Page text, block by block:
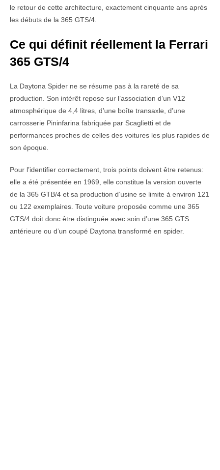
le retour de cette architecture, exactement cinquante ans après
les débuts de la 365 GTS/4.
Ce qui définit réellement la Ferrari
365 GTS/4
La Daytona Spider ne se résume pas à la rareté de sa
production. Son intérêt repose sur l’association d’un V12
atmosphérique de 4,4 litres, d’une boîte transaxle, d’une
carrosserie Pininfarina fabriquée par Scaglietti et de
performances proches de celles des voitures les plus rapides de
son époque.
Pour l’identifier correctement, trois points doivent être retenus:
elle a été présentée en 1969, elle constitue la version ouverte
de la 365 GTB/4 et sa production d’usine se limite à environ 121
ou 122 exemplaires. Toute voiture proposée comme une 365
GTS/4 doit donc être distinguée avec soin d’une 365 GTS
antérieure ou d’un coupé Daytona transformé en spider.